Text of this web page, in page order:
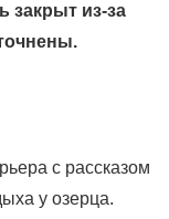
закрыт из-за
с рассказом
у озерца.